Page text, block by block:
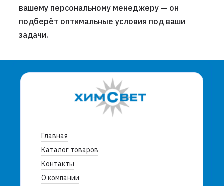
вашему персональному менеджеру — он
подберёт оптимальные условия под ваши
задачи.
Главная
Каталог товаров
Контакты
О компании